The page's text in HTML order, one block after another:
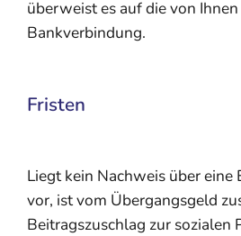
überweist es auf die von
Bankverbindung.
Fristen
Liegt kein Nachweis über eine
vor, ist vom Übergangsgeld
Beitragszuschlag zur sozialen